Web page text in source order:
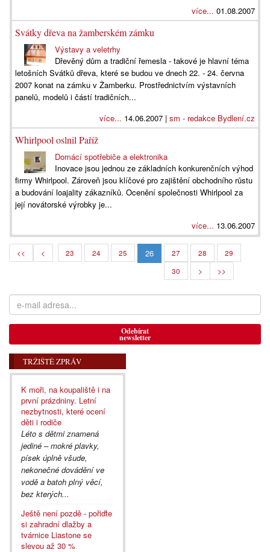
více... 01.08.2007
Svátky dřeva na žamberském zámku
Výstavy a veletrhy
Dřevěný dům a tradiční řemesla - takové je hlavní téma
letošních Svátků dřeva, které se budou ve dnech 22. - 24. června
2007 konat na zámku v Žamberku. Prostřednictvím výstavních
panelů, modelů i částí tradičních...
více... 14.06.2007 | sm - redakce Bydlení.cz
Whirlpool oslnil Paříž
Domácí spotřebiče a elektronika
Inovace jsou jednou ze základních konkurenčních výhod
firmy Whirlpool. Zároveň jsou klíčové pro zajištění obchodního růstu
a budování loajality zákazníků. Ocenění společnosti Whirlpool za
její novátorské výrobky je...
více... 13.06.2007
<< < 23 24 25 26 27 28
29
30
> >>
Odebírat
newsletter
TRŽIŠTĚ ZPRÁV
K moři, na koupaliště i na
první prázdniny. Letní
nezbytnosti, které ocení
děti i rodiče
Léto s dětmi znamená
jediné – mokré plavky,
písek úplně všude,
nekonečné dovádění ve
vodě a batoh plný věcí,
bez kterých...
Ještě není pozdě - pořiďte
si zahradní dlažby a
tvárnice Liastone se
slevou až 30 %